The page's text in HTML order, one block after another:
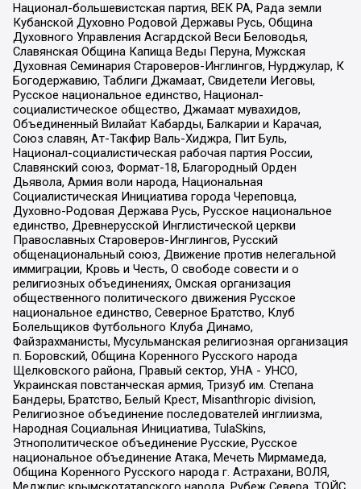
Национал-большевистская партия, ВЕК РА, Рада земли
Кубанской Духовно Родовой Державы Русь, Община
Духовного Управления Асгардской Веси Беловодья,
Славянская Община Капища Веды Перуна, Мужская
Духовная Семинария Староверов-Инглингов, Нурджулар, К
Богодержавию, Таблиги Джамаат, Свидетели Иеговы,
Русское национальное единство, Национал-
социалистическое общество, Джамаат мувахидов,
Объединенный Вилайат Кабарды, Балкарии и Карачая,
Союз славян, Ат-Такфир Валь-Хиджра, Пит Буль,
Национал-социалистическая рабочая партия России,
Славянский союз, Формат-18, Благородный Орден
Дьявола, Армия воли народа, Национальная
Социалистическая Инициатива города Череповца,
Духовно-Родовая Держава Русь, Русское национальное
единство, Древнерусской Инглистической церкви
Православных Староверов-Инглингов, Русский
общенациональный союз, Движение против нелегальной
иммиграции, Кровь и Честь, О свободе совести и о
религиозных объединениях, Омская организация
общественного политического движения Русское
национальное единство, Северное Братство, Клуб
Болельщиков Футбольного Клуба Динамо,
Файзрахманисты, Мусульманская религиозная организация
п. Боровский, Община Коренного Русского народа
Щелковского района, Правый сектор, УНА - УНСО,
Украинская повстанческая армия, Тризуб им. Степана
Бандеры, Братство, Белый Крест, Misanthropic division,
Религиозное объединение последователей инглиизма,
Народная Социальная Инициатива, TulaSkins,
Этнополитическое объединение Русские, Русское
национальное объединение Атака, Мечеть Мирмамеда,
Община Коренного Русского народа г. Астрахани, ВОЛЯ,